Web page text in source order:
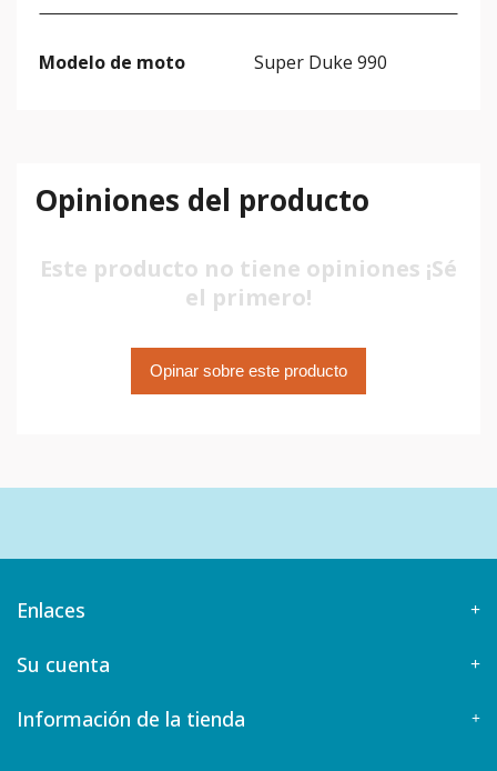
Modelo de moto Super Duke 990
Opiniones del producto
Este producto no tiene opiniones ¡Sé
el primero!
Opinar sobre este producto
Enlaces
Su cuenta
Información de la tienda